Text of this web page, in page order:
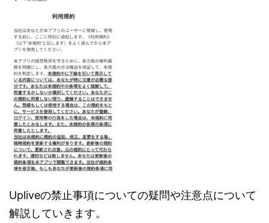
Upliveの禁止事項についての疑問や注意点について
解説していきます。